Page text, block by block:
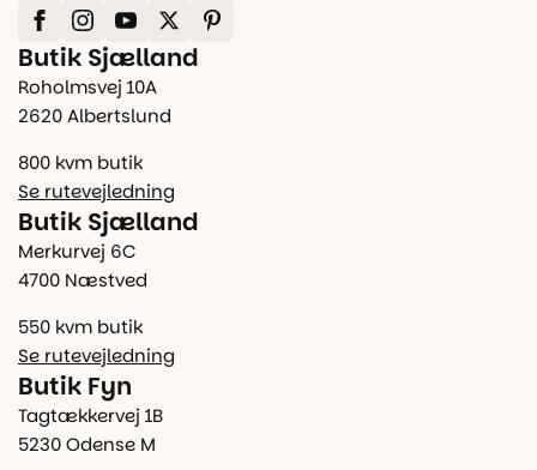
Butik Sjælland
Roholmsvej 10A
2620 Albertslund
800 kvm butik
Se rutevejledning
Butik Sjælland
Merkurvej 6C
4700 Næstved
550 kvm butik
Se rutevejledning
Butik Fyn
Tagtækkervej 1B
5230 Odense M